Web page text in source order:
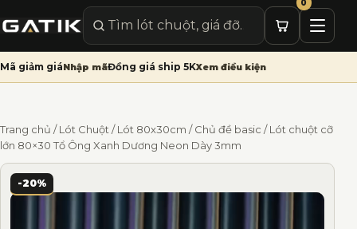
Mở
Tìm sản phẩm
0
Mã giảm giáNhập mãĐồng giá ship 5KXem điều kiện
Trang chủ /Lót Chuột /Lót 80x30cm /Chủ đề basic / Lót chuột cỡ
lớn 80×30 Tổ Ông Xanh Dương Neon Dày 3mm
-20%
🔍